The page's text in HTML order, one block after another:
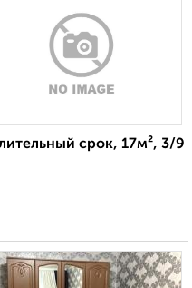
срок, 17м², 3/9